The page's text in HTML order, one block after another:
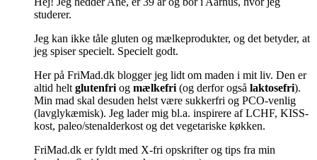
studerer.
Jeg kan ikke tåle gluten og mælkeprodukter, og det betyder, at
jeg spiser specielt. Specielt godt.
Her på FriMad.dk blogger jeg lidt om maden i mit liv. Den er
altid helt glutenfri og mælkefri (og derfor også laktosefri).
Min mad skal desuden helst være sukkerfri og PCO-venlig
(lavglykæmisk). Jeg lader mig bl.a. inspirere af LCHF, KISS-
kost, paleo/stenalderkost og det vegetariske køkken.
FriMad.dk er fyldt med X-fri opskrifter og tips fra min